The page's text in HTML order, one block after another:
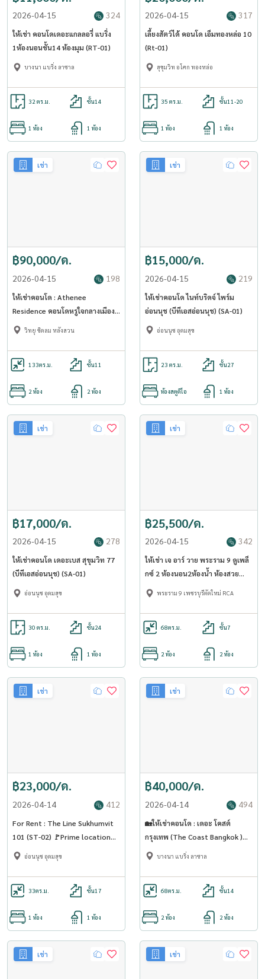
2026-04-15 324
ให้เช่า คอนโดเดอะแกลลอรี่ แบริ่ง
1ห้องนอนชั้น14 ห้องมุม (RT-01)
บางนา แบริ่ง ลาซาล
32 ตร.ม. ชั้น14
1 ห้อง 1 ห้อง
2026-04-15 317
เลี้ยงสัตว์ได้ คอนโด เอ็มทองหล่อ 10
(Rt-01)
สุขุมวิท อโศก ทองหล่อ
35 ตร.ม. ชั้น11-20
1 ห้อง 1 ห้อง
เช่า
฿90,000/ด.
2026-04-15 198
ให้เช่าคอนโด : Athenee
Residence คอนโดหรูใจกลางเมือง
ใกล้ BTS เพลินจิต (Rt-01)
วิทยุ ชิดลม หลังสวน
133ตร.ม. ชั้น11
2 ห้อง 2 ห้อง
เช่า
฿15,000/ด.
2026-04-15 219
ให้เช่าคอนโด ไนท์บริดจ์ ไพร์ม
อ่อนนุช (บีทีเอสอ่อนนุช) (SA-01)
อ่อนนุช อุดมสุข
23 ตร.ม. ชั้น27
ห้องสตูดิโอ 1 ห้อง
เช่า
฿17,000/ด.
2026-04-15 278
ให้เช่าคอนโด เดอะเบส สุขุมวิท 77
(บีทีเอสอ่อนนุช) (SA-01)
อ่อนนุช อุดมสุข
30 ตร.ม. ชั้น24
1 ห้อง 1 ห้อง
เช่า
฿25,500/ด.
2026-04-15 342
ให้เช่า เจ อาร์ วาย พระราม 9 ดูเพล็
กซ์ 2 ห้องนอน2ห้องน้ำ ห้องสวย
(RT-01)
พระราม 9 เพชรบุรีตัดใหม่ RCA
68ตร.ม. ชั้น7
2 ห้อง 2 ห้อง
เช่า
฿23,000/ด.
2026-04-14 412
For Rent : The Line Sukhumvit
101 (ST-02) 🚩Prime location
condo Next to BTS
อ่อนนุช อุดมสุข
33ตร.ม. ชั้น17
1 ห้อง 1 ห้อง
เช่า
฿40,000/ด.
2026-04-14 494
🏡ให้เช่าคอนโด : เดอะ โคสต์
กรุงเทพ (The Coast Bangkok )
ใกล้BTS บางนา Skywalk เข้าถึง
บางนา แบริ่ง ลาซาล
68ตร.ม. ชั้น14
2 ห้อง 2 ห้อง
เช่า เช่า